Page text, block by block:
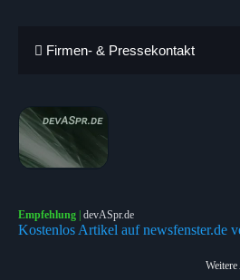
Firmen- & Pressekontakt
Empfehlung | devASpr.de
Kostenlos Artikel auf newsfenster.de